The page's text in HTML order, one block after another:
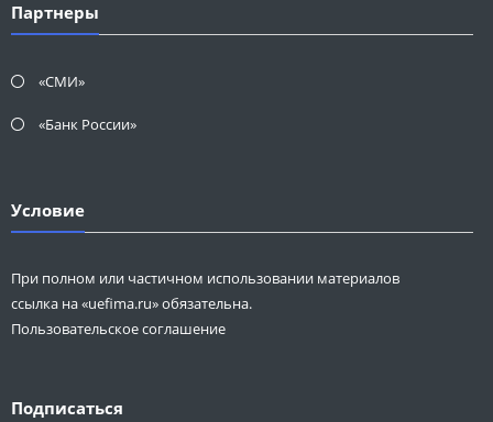
Партнеры
«СМИ»
«Банк России»
Условие
При полном или частичном использовании материалов
ссылка на «uefima.ru» обязательна.
Пользовательское соглашение
Подписаться